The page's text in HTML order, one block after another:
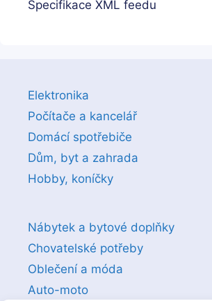
Specifikace XML feedu
Elektronika
Počítače a kancelář
Domácí spotřebiče
Dům, byt a zahrada
Hobby, koníčky
Nábytek a bytové doplňky
Chovatelské potřeby
Oblečení a móda
Auto-moto